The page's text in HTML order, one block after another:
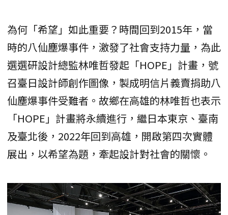
為何「希望」如此重要？時間回到2015年，當
時的八仙塵爆事件，激發了社會支持力量，為此
選選研設計總監林唯哲發起「HOPE」計畫，號
召臺日設計師創作圖像，製成明信片義賣捐助八
仙塵爆事件受難者。故鄉在高雄的林唯哲也表示
「HOPE」計畫將永續進行，繼日本東京、臺南
及臺北後，2022年回到高雄，開啟第四次實體
展出，以希望為題，牽起設計對社會的關懷。